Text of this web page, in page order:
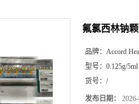
氟氯西林钠
品牌： Accord
型号： 0.125g/
货号： /
发布日期：